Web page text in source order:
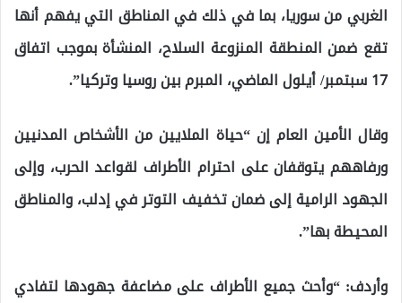
الغربي من سوريا، بما في ذلك في المناطق التي يفهم أنها
تقع ضمن المنطقة المنزوعة السلاح، المنشأة بموجب اتفاق
17 سبتمبر/ أيلول الماضي، المبرم بين روسيا وتركيا”.
وقال الأمين العام إن “حياة الملايين من الأشخاص المدنيين
ورفاههم يتوقفان على احترام الأطراف لقواعد الحرب، وإلى
الجهود الرامية إلى ضمان تخفيف التوتر في إدلب، والمناطق
المحيطة بها”.
وأردف: “وأحث جميع الأطراف على مضاعفة جهودها لتفادي